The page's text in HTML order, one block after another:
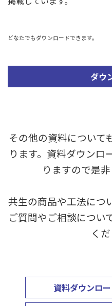
どなたでもダウンロードできます。
ダウ
その他の資料について
ります。資料ダウンロ
りますので是
共生の商品や工法につ
ご質問やご相談につい
くだ
資料ダウンロ